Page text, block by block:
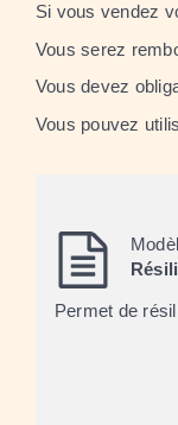
Si vous vendez
Vous serez
Vous devez
Vous pouvez
Permet de